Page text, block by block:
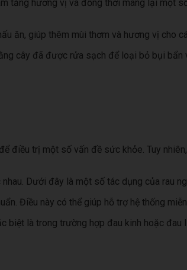
tăng hương vị và đồng thời mang lại một
ăn, giúp thêm mùi thơm và hương vị cho
cây đã được rửa sạch để loại bỏ bụi
điều trị một số vấn đề sức khỏe. Tuy
Dưới đây là một số tác dụng của rau
Điều này có thể giúp hỗ trợ hệ thống
là trong trường hợp đau kinh hoặc đau